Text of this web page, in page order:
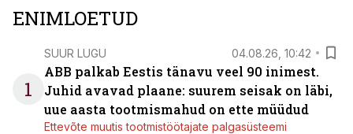
ENIMLOETUD
1
SUUR LUGU 04.08.26, 10:42
ABB palkab Eestis tänavu veel 90 inimest.
Juhid avavad plaane: suurem seisak on läbi,
uue aasta tootmismahud on ette müüdud
Ettevõte muutis tootmistöötajate palgasüsteemi